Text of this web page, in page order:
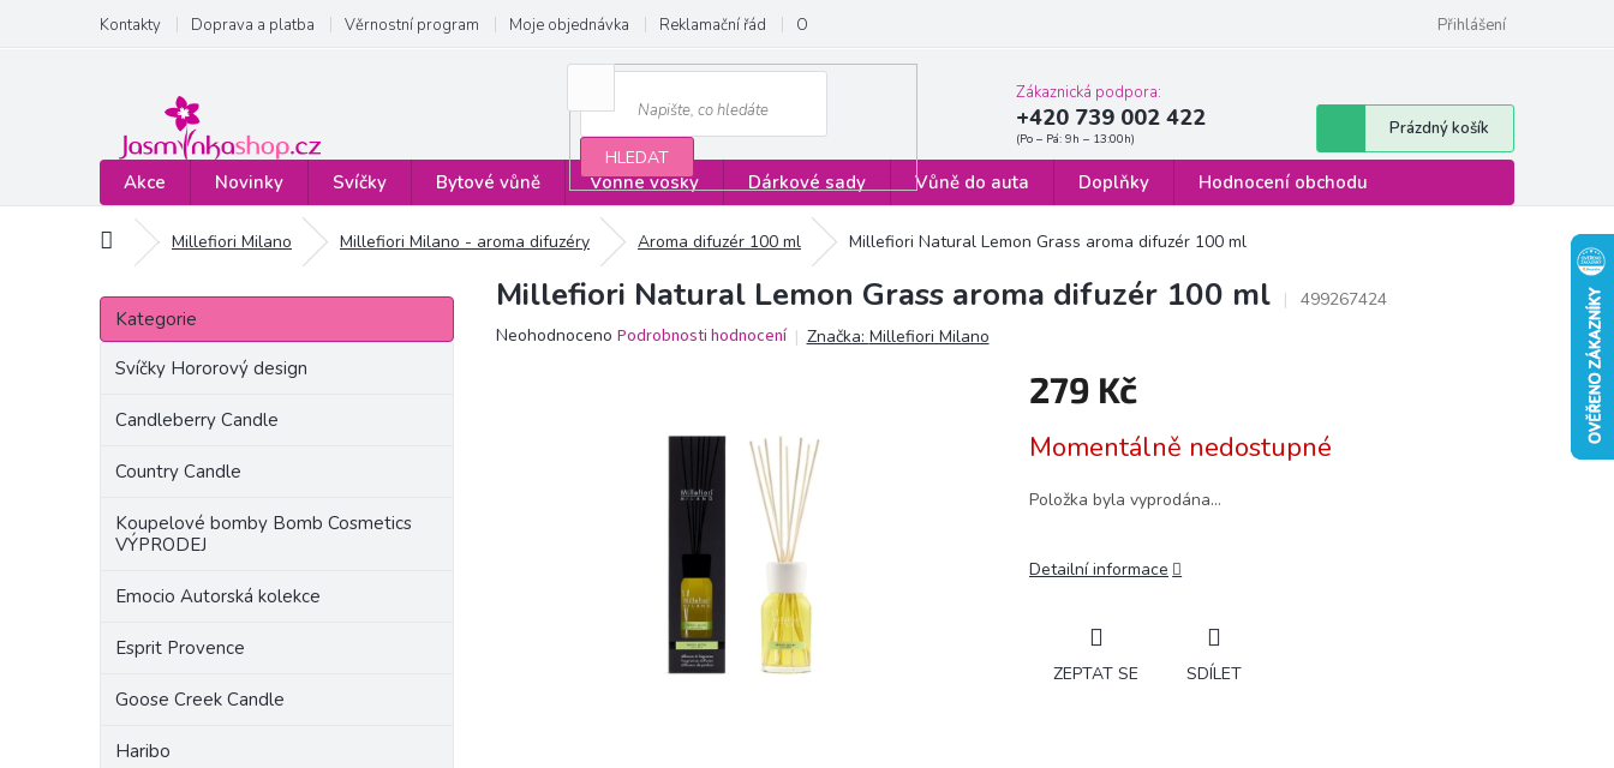
obsah
Kontakty Doprava a platba Věrnostní program Moje objednávka Reklamační řád Obchodní podmínky Formulář pro odstoupení od smlouvy
Přihlášení
HLEDAT
Zákaznická podpora:
+420 739 002 422
Nákupní
košík
Prázdný košík
Akce Novinky Svíčky Bytové vůně Vonné vosky Dárkové sady Vůně do auta Doplňky Hodnocení obchodu
Domů Millefiori Milano Millefiori Milano - aroma difuzéry Aroma difuzér 100 ml Millefiori Natural Lemon Grass aroma difuzér 100 ml
P
s
Přeskočit
kategorie
Kategorie
Svíčky Hororový design
Candleberry Candle
Country Candle
Koupelové bomby Bomb Cosmetics
VÝPRODEJ
Emocio Autorská kolekce
Esprit Provence
Goose Creek Candle
Haribo
Millefiori Natural Lemon Grass aroma difuzér 100 ml
499267424
Průměrné
Neohodnoceno Podrobnosti hodnocení Značka: Millefiori Milano
279 Kč
cena:
Momentálně nedostupné
Položka byla vyprodána…
Detailní informace
ZEPTAT SE SDÍLET